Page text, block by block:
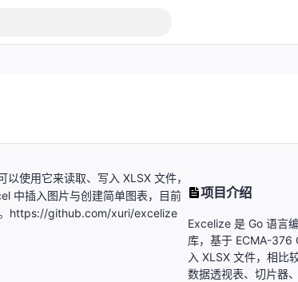
使用它来读取、写入 XLSX 文件，
中插入图片与创建简单图表，目前
。https://github.com/xuri/excelize
项目介绍
Excelize 是 Go 语言
库，基于 ECMA-376
入 XLSX 文件，相比
数据透视表、切片器